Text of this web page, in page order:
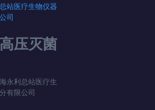
站医疗生物仪器
司
压灭菌
永利总站医疗生
有限公司